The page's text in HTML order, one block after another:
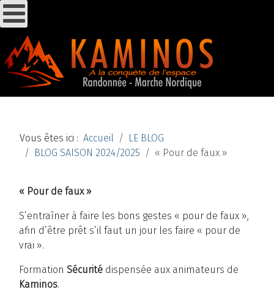
Vous êtes ici : Accueil
LE BLOG
BLOG SAISON 2024/2025
« Pour de faux »
« Pour de faux »
S’entraîner à faire les bons gestes « pour de faux »,
afin d’être prêt s’il faut un jour les faire « pour de
vrai ».
Formation Sécurité dispensée aux animateurs de
Kaminos.